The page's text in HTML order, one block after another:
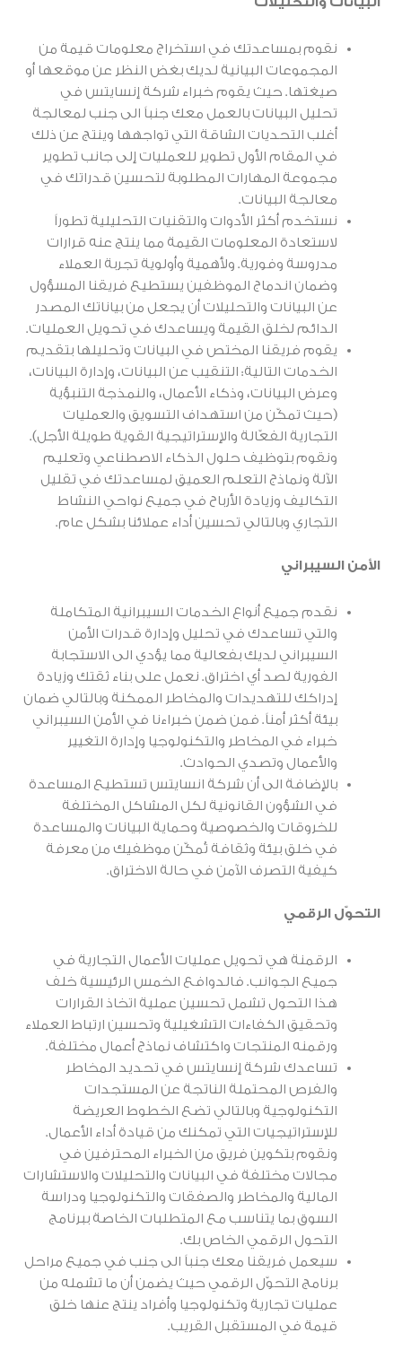
نقوم بمساعدتك في استخراج معلومات قيمة من
المجموعات البيانية لديك بغض النظر عن موقعها أو
صيغتها. حيث يقوم خبراء شركة إنسايتس في
تحليل البيانات بالعمل معك جنباً الى جنب لمعالجة
أغلب التحديات الشاقة التي تواجهها وينتج عن ذلك
في المقام الأول تطوير للعمليات إلى جانب تطوير
مجموعة المهارات المطلوبة لتحسين قدراتك في
معالجة البيانات.
نستخدم أكثر الأدوات والتقنيات التحليلية تطوراً
لاستعادة المعلومات القيمة مما ينتج عنه قرارات
مدروسة وفورية. ولأهمية وأولوية تجربة العملاء
وضمان اندماج الموظفين يستطيع فريقنا المسؤول
عن البيانات والتحليلات أن يجعل من بياناتك المصدر
الدائم لخلق القيمة ويساعدك في تحويل العمليات.
يقوم فريقنا المختص في البيانات وتحليلها بتقديم
الخدمات التالية: التنقيب عن البيانات، وإدارة البيانات،
وعرض البيانات، وذكاء الأعمال، والنمذجة التنبؤية
(حيث تمكّن من استهداف التسويق والعمليات
التجارية الفعّالة والإستراتيجية القوية طويلة الأجل).
ونقوم بتوظيف حلول الذكاء الاصطناعي وتعليم
الآلة ونماذج التعلم العميق لمساعدتك في تقليل
التكاليف وزيادة الأرباح في جميع نواحي النشاط
التجاري وبالتالي تحسين أداء عملائنا بشكل عام.
الأمن السيبراني
نقدم جميع أنواع الخدمات السيبرانية المتكاملة
والتي تساعدك في تحليل وإدارة قدرات الأمن
السيبراني لديك بفعالية مما يؤدي الى الاستجابة
الفورية لصد أي اختراق. نعمل على بناء ثقتك وزيادة
إدراكك للتهديدات والمخاطر الممكنة وبالتالي ضمان
بيئة أكثر أمناً. فمن ضمن خبراءنا في الأمن السيبراني
خبراء في المخاطر والتكنولوجيا وإدارة التغيير
والأعمال وتصدي الحوادث.
بالإضافة الى أن شركة انسايتس تستطيع المساعدة
في الشؤون القانونية لكل المشاكل المختلفة
للخروقات والخصوصية وحماية البيانات والمساعدة
في خلق بيئة وثقافة تُمكّن موظفيك من معرفة
كيفية التصرف الآمن في حالة الاختراق.
التحوّل الرقمي
الرقمنة هي تحويل عمليات الأعمال التجارية في
جميع الجوانب. فالدوافع الخمس الرئيسية خلف
هذا التحول تشمل تحسين عملية اتخاذ القرارات
وتحقيق الكفاءات التشغيلية وتحسين ارتباط العملاء
ورقمنه المنتجات واكتشاف نماذج أعمال مختلفة.
تساعدك شركة إنسايتس في تحديد المخاطر
والفرص المحتملة الناتجة عن المستجدات
التكنولوجية وبالتالي تضع الخطوط العريضة
للإستراتيجيات التي تمكنك من قيادة أداء الأعمال.
ونقوم بتكوين فريق من الخبراء المحترفين في
مجالات مختلفة في البيانات والتحليلات والاستشارات
المالية والمخاطر والصفقات والتكنولوجيا ودراسة
السوق بما يتناسب مع المتطلبات الخاصة ببرنامج
التحول الرقمي الخاص بك.
سيعمل فريقنا معك جنباً الى جنب في جميع مراحل
برنامج التحوّل الرقمي حيث يضمن أن ما تشمله من
عمليات تجارية وتكنولوجيا وأفراد ينتج عنها خلق
قيمة في المستقبل القريب.